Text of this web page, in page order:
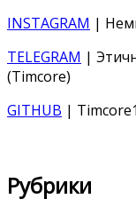
INSTAGRAM |
TELEGRAM |
(Timcore)
GITHUB | Timcore1
Рубрики